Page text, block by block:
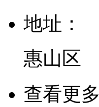
地址：
惠山区
查看更多